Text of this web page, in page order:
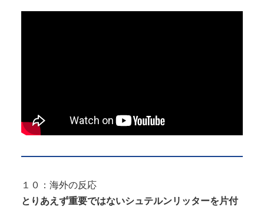
１０：海外の反応
とりあえず重要ではないシュテルンリッターを片付